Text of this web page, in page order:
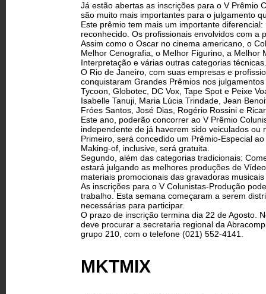
Já estão abertas as inscrições para o V Prêmio
são muito mais importantes para o julgamento
Este prêmio tem mais um importante
reconhecido. Os profissionais envolvidos com
Assim como o Oscar no cinema americano, o
Melhor Cenografia, o Melhor Figurino, a
Interpretação e várias outras categorias técnicas.
O Rio de Janeiro, com suas empresas e
conquistaram Grandes Prêmios nos
Tycoon, Globotec, DC Vox, Tape Spot e Peixe
Isabelle Tanuji, Maria Lúcia Trindade, Jean
Fróes Santos, José Dias, Rogério Rossini e
Este ano, poderão concorrer ao V Prêmio
independente de já haverem sido veiculados
Primeiro, será concedido um Prêmio-Especial
Making-of, inclusive, será gratuita.
Segundo, além das categorias tradicionais:
estará julgando as melhores produções de
materiais promocionais das gravadoras
As inscrições para o V Colunistas-Produção
trabalho. Esta semana começaram a serem
necessárias para participar.
O prazo de inscrição termina dia 22 de Agosto.
deve procurar a secretaria regional da
grupo 210, com o telefone (021) 552-4141.
MKTMIX